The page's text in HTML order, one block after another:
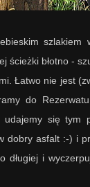
szlakiem
ścieżki błotno -
Łatwo nie jest
do
się tym
dobry asfalt :-) i
i